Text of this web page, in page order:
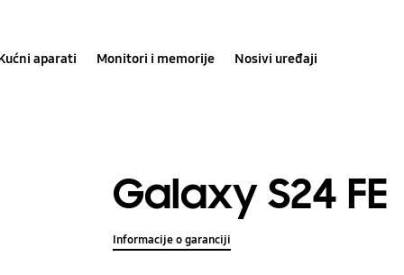
aparati Monitori i memorije Nosivi uređaji
Galaxy S24 FE
Informacije o garanciji